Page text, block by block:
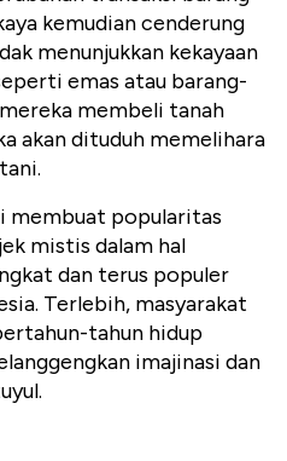
kemudian cenderung
menunjukkan kekayaan
emas atau barang-
membeli tanah
akan dituduh memelihara
membuat popularitas
mistis dalam hal
dan terus populer
Terlebih, masyarakat
tahun hidup
imajinasi dan